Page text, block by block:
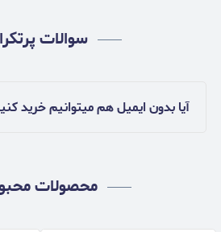
سوالات
آیا بدون ایمیل هم میتوانیم خرید
محصولات